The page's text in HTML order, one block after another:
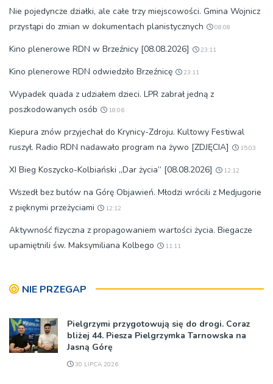
Nie pojedyncze działki, ale całe trzy miejscowości. Gmina Wojnicz
przystąpi do zmian w dokumentach planistycznych
08:08
Kino plenerowe RDN w Brzeźnicy [08.08.2026] 23:11
Kino plenerowe RDN odwiedziło Brzeźnicę 23:11
Wypadek quada z udziałem dzieci. LPR zabrał jedną z
poszkodowanych osób
18:06
Kiepura znów przyjechał do Krynicy-Zdroju. Kultowy Festiwal
ruszył. Radio RDN nadawało program na żywo [ZDJĘCIA]
15:03
XI Bieg Koszycko-Kolbiański „Dar życia” [08.08.2026] 12:12
Wszedł bez butów na Górę Objawień. Młodzi wrócili z Medjugorie
z pięknymi przeżyciami
12:12
Aktywność fizyczna z propagowaniem wartości życia. Biegacze
upamiętnili św. Maksymiliana Kolbego
11:11
NIE PRZEGAP
Pielgrzymi przygotowują się do drogi. Coraz
bliżej 44. Piesza Pielgrzymka Tarnowska na
Jasną Górę
30 LIPCA 2026